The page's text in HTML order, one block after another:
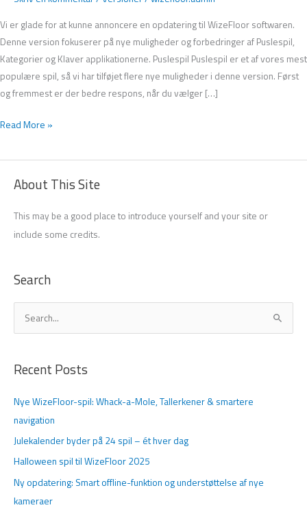
Vi er glade for at kunne annoncere en opdatering til WizeFloor softwaren.
Denne version fokuserer på nye muligheder og forbedringer af Puslespil,
Kategorier og Klaver applikationerne. Puslespil Puslespil er et af vores mest
populære spil, så vi har tilføjet flere nye muligheder i denne version. Først
og fremmest er der bedre respons, når du vælger […]
Read More »
About This Site
This may be a good place to introduce yourself and your site or
include some credits.
Search
ø
e
r
:
Recent Posts
Nye WizeFloor-spil: Whack-a-Mole, Tallerkener & smartere
navigation
Julekalender byder på 24 spil – ét hver dag
Halloween spil til WizeFloor 2025
Ny opdatering: Smart offline-funktion og understøttelse af nye
kameraer